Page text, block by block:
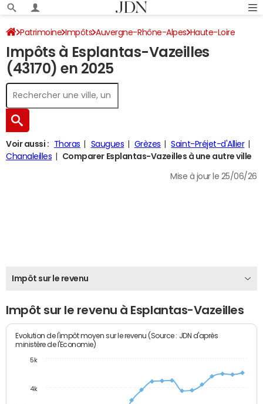
Patrimoine Impôts Auvergne-Rhône-Alpes Haute-Loire
Esplantas-Vazeilles Impôt sur le revenu
Impôts à Esplantas-Vazeilles
(43170) en 2025
Voir aussi : Thoras Saugues Grèzes
Saint-Préjet-d'Allier
Chanaleilles
Comparer Esplantas-Vazeilles à une autre ville
Mise à jour le 25/06/26
Impôt sur le revenu
Impôt sur le revenu à Esplantas-Vazeilles
Evolution de l'impôt moyen sur le revenu (Source : JDN d'après
ministère de l'Economie)
4k
5k